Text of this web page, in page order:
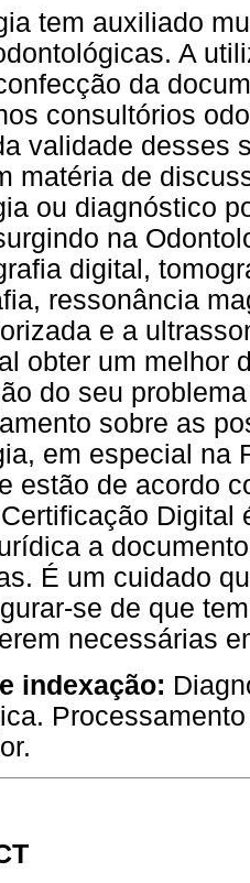
tem auxiliado
A
da
consultórios
validade desses
matéria de
ou diagnóstico
na
digital,
ressonância
e a
obter um melhor
do seu
sobre as
em especial na
estão de acordo
Digital
a
É um cuidado
se de que
necessárias
indexação: